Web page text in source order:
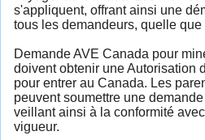
s'appliquent, offrant ainsi une
tous les demandeurs, quelle
Demande AVE Canada pour
doivent obtenir une Autorisation
pour entrer au Canada. Les
peuvent soumettre une
veillant ainsi à la conformité
vigueur.